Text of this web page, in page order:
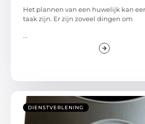
Het plannen van een huwelijk kan
taak zijn. Er zijn zoveel dingen om
...
DIENSTVERLENING